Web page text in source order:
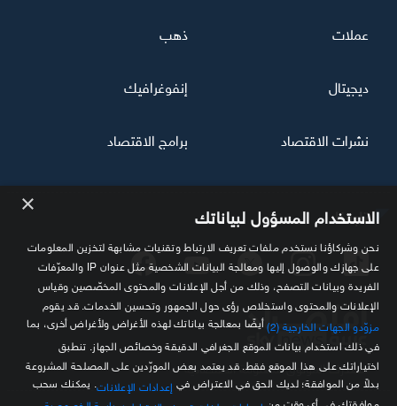
تابعنا
مصدرك الموثوق للمعلومة الاقتصادية
عملات ذهب
ديجيتال إنفوغرافيك
نشرات الاقتصاد برامج الاقتصاد
× الاستخدام المسؤول لبياناتك
نحن وشركاؤنا نستخدم ملفات تعريف الارتباط وتقنيات مشابهة لتخزين المعلومات
على جهازك والوصول إليها ومعالجة البيانات الشخصية مثل عنوان IP والمعرّفات
الفريدة وبيانات التصفح، وذلك من أجل الإعلانات والمحتوى المخصّصين وقياس
الإعلانات والمحتوى واستخلاص رؤى حول الجمهور وتحسين الخدمات. قد يقوم
مزوّدو الجهات الخارجية (2)
أيضًا بمعالجة بياناتك لهذه الأغراض ولأغراض أخرى، بما
في ذلك استخدام بيانات الموقع الجغرافي الدقيقة وخصائص الجهاز. تنطبق
اختياراتك على هذا الموقع فقط. قد يعتمد بعض المورّدين على المصلحة المشروعة
بدلاً من الموافقة؛ لديك الحق في الاعتراض في إعدادات الإعلانات . يمكنك سحب
موافقتك في أي وقت من